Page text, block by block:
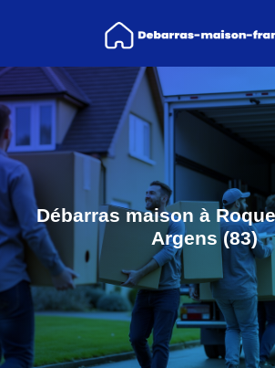
Débarras maison à
Argens (83)